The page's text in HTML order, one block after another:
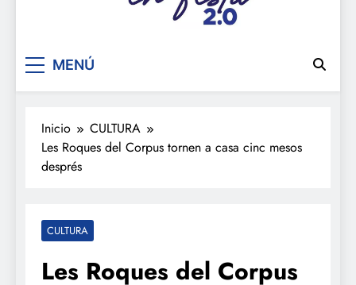
De festa en festa 2.0
MENÚ
Inicio
CULTURA
Les Roques del Corpus tornen a casa cinc mesos
després
CULTURA
Les Roques del Corpus